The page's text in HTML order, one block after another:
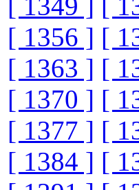
[ 1349 ] [
[ 1356 ] [
[ 1363 ] [
[ 1370 ] [
[ 1377 ] [
[ 1384 ] [